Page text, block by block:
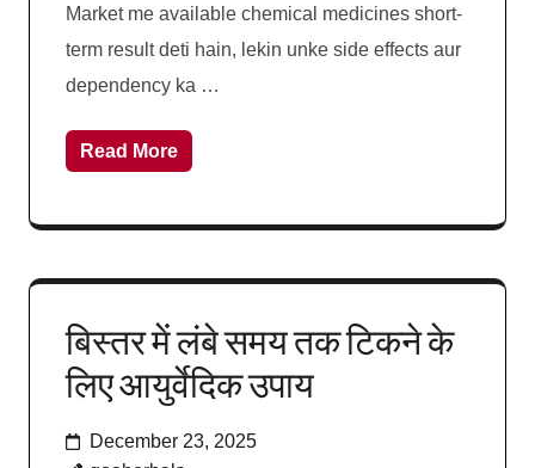
Market me available chemical medicines short-
term result deti hain, lekin unke side effects aur
dependency ka …
Read More
बिस्तर में लंबे समय तक टिकने के
लिए आयुर्वेदिक उपाय
December 23, 2025